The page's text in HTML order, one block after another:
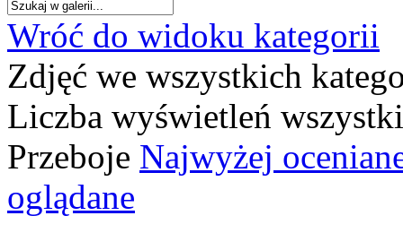
Wróć do widoku kategorii
Zdjęć we wszystkich
Liczba wyświetleń
Przeboje Najwyżej
oglądane